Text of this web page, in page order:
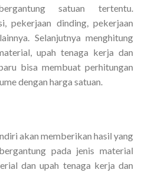
satuan tertentu.
pekerjaan dinding, pekerjaan
Selanjutnya menghitung
upah tenaga kerja dan
bisa membuat perhitungan
dengan harga satuan.
akan memberikan hasil yang
pada jenis material
dan upah tenaga kerja dan